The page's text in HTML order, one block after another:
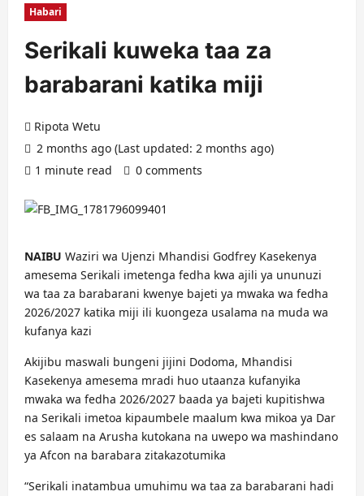
Habari
Serikali kuweka taa za
barabarani katika miji
Ripota Wetu
2 months ago (Last updated: 2 months ago)
1 minute read
0 comments
NAIBU Waziri wa Ujenzi Mhandisi Godfrey Kasekenya
amesema Serikali imetenga fedha kwa ajili ya ununuzi
wa taa za barabarani kwenye bajeti ya mwaka wa fedha
2026/2027 katika miji ili kuongeza usalama na muda wa
kufanya kazi
Akijibu maswali bungeni jijini Dodoma, Mhandisi
Kasekenya amesema mradi huo utaanza kufanyika
mwaka wa fedha 2026/2027 baada ya bajeti kupitishwa
na Serikali imetoa kipaumbele maalum kwa mikoa ya Dar
es salaam na Arusha kutokana na uwepo wa mashindano
ya Afcon na barabara zitakazotumika
“Serikali inatambua umuhimu wa taa za barabarani hadi